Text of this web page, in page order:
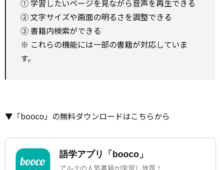
① 学習したいページを見ながら音声を再生できる
② 文字サイズや画面の明るさを調整できる
③ 書籍内検索ができる
※ これらの機能には一部の書籍が対応していま
す。
▼「booco」の無料ダウンロードはこちらから